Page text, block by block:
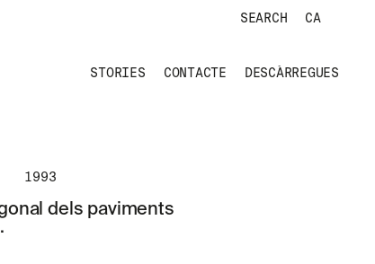
SEARCH CA
STORIES CONTACTE DESCÀRREGUES
1993
dels paviments